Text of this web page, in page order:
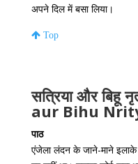
अपने दिल में बसा लिया।
Top
सत्रिया और बिहू
aur Bihu
पाठ
एंजेला लंदन के जाने-माने